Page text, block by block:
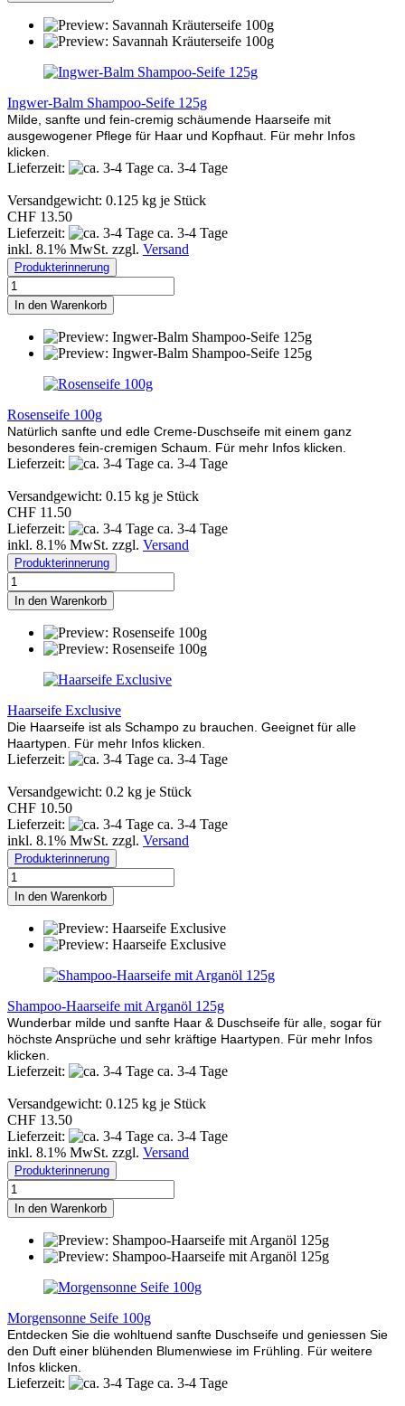
Ingwer-Balm Shampoo-Seife 125g
Milde, sanfte und fein-cremig schäumende Haarseife mit
ausgewogener Pflege für Haar und Kopfhaut. Für mehr Infos
klicken.
Lieferzeit: ca. 3-4 Tage
Versandgewicht: 0.125 kg je Stück
CHF 13.50
Lieferzeit:
ca. 3-4 Tage
inkl. 8.1% MwSt. zzgl. Versand
Produkterinnerung
In den Warenkorb
Rosenseife 100g
Natürlich sanfte und edle Creme-Duschseife mit einem ganz
besonderes fein-cremigen Schaum. Für mehr Infos klicken.
Lieferzeit: ca. 3-4 Tage
Versandgewicht: 0.15 kg je Stück
CHF 11.50
Lieferzeit:
ca. 3-4 Tage
inkl. 8.1% MwSt. zzgl. Versand
Produkterinnerung
In den Warenkorb
Haarseife Exclusive
Die Haarseife ist als Schampo zu brauchen. Geeignet für alle
Haartypen. Für mehr Infos klicken.
Lieferzeit: ca. 3-4 Tage
Versandgewicht: 0.2 kg je Stück
CHF 10.50
Lieferzeit:
ca. 3-4 Tage
inkl. 8.1% MwSt. zzgl. Versand
Produkterinnerung
In den Warenkorb
Shampoo-Haarseife mit Arganöl 125g
Wunderbar milde und sanfte Haar & Duschseife für alle, sogar für
höchste Ansprüche und sehr kräftige Haartypen. Für mehr Infos
klicken.
Lieferzeit: ca. 3-4 Tage
Versandgewicht: 0.125 kg je Stück
CHF 13.50
Lieferzeit:
ca. 3-4 Tage
inkl. 8.1% MwSt. zzgl. Versand
Produkterinnerung
In den Warenkorb
Morgensonne Seife 100g
Entdecken Sie die wohltuend sanfte Duschseife und geniessen Sie
den Duft einer blühenden Blumenwiese im Frühling. Für weitere
Infos klicken.
Lieferzeit: ca. 3-4 Tage